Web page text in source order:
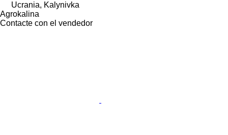
Ucrania, Kalynivka
Agrokalina
Contacte con el vendedor